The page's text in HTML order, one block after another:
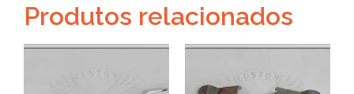
Produtos relacionados